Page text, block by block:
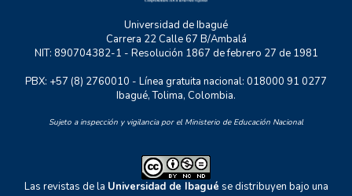
Universidad de Ibagué
Carrera 22 Calle 67 B/Ambalá
NIT: 890704382-1 - Resolución 1867 de febrero 27 de 1981
PBX: +57 (8) 2760010 - Línea gratuita nacional: 018000 91 0277
Ibagué, Tolima, Colombia.
Sujeto a inspección y vigilancia por el Ministerio de Educación Nacional
Las revistas de la Universidad de Ibagué se distribuyen bajo una